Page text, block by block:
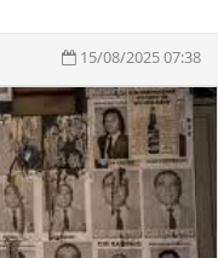
15/08/2025 07:38